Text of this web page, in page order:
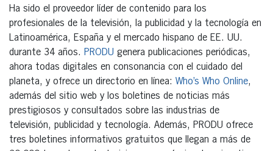
Ha sido el proveedor líder de contenido para los
profesionales de la televisión, la publicidad y la tecnología en
Latinoamérica, España y el mercado hispano de EE. UU.
durante 34 años. PRODU genera publicaciones periódicas,
ahora todas digitales en consonancia con el cuidado del
planeta, y ofrece un directorio en línea: Who’s Who Online,
además del sitio web y los boletines de noticias más
prestigiosos y consultados sobre las industrias de
televisión, publicidad y tecnología. Además, PRODU ofrece
tres boletines informativos gratuitos que llegan a más de